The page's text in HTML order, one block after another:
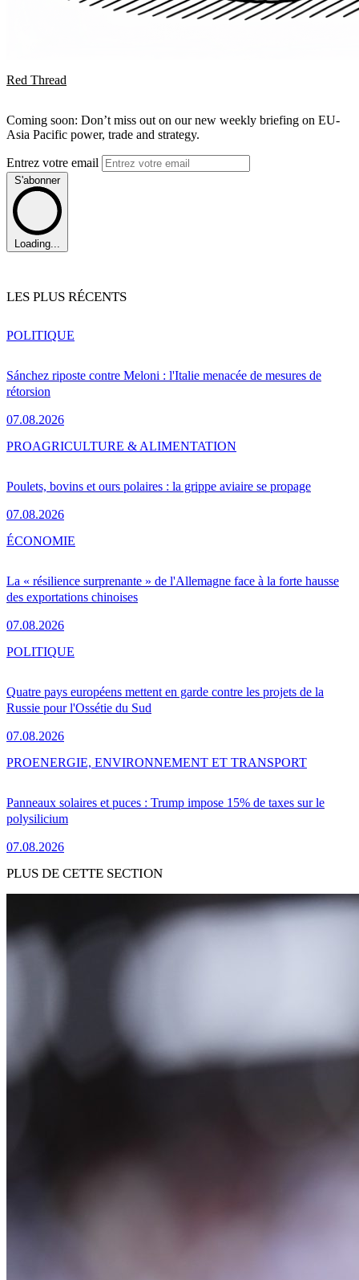
Red Thread
Coming soon: Don’t miss out on our new weekly briefing on EU-
Asia Pacific power, trade and strategy.
Entrez votre email
S'abonner
Loading...
LES PLUS RÉCENTS
Sánchez riposte contre Meloni : l'Italie menacée de mesures de
rétorsion
07.08.2026
POLITIQUE
Poulets, bovins et ours polaires : la grippe aviaire se propage
07.08.2026
PROAGRICULTURE & ALIMENTATION
La « résilience surprenante » de l'Allemagne face à la forte hausse
des exportations chinoises
07.08.2026
ÉCONOMIE
Quatre pays européens mettent en garde contre les projets de la
Russie pour l'Ossétie du Sud
07.08.2026
POLITIQUE
Panneaux solaires et puces : Trump impose 15% de taxes sur le
polysilicium
07.08.2026
PROENERGIE, ENVIRONNEMENT ET TRANSPORT
PLUS DE CETTE SECTION